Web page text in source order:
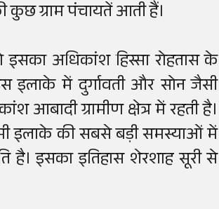
कुछ ग्राम पंचायतें आती हैं।
अधिकांश हिस्सा रोहतास के
इलाके में दुर्गावती और सोन जैसी
आबादी ग्रामीण क्षेत्र में रहती है।
इलाके की सबसे बड़ी समस्याओं में
है। इसका इतिहास शेरशाह सूरी से